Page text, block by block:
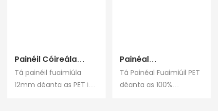
Painéil Cóireála
Fuaimiúla Ildaite
Mórdhíola 12mm,
Tá painéil fuaimiúla
12mm déanta as PET in-
Painéal
Fuaimdhíonach
Dubh PET Tiús 9MM
Tá Painéal Fuaimiúil PET
déanta as 100%